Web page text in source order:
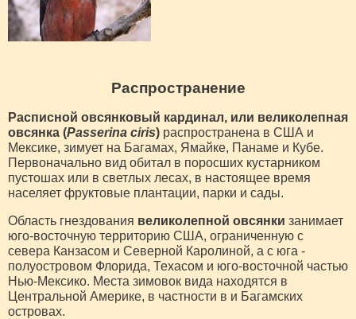
Распространение
Расписной овсянковый кардинал, или великолепная
овсянка (Passerina ciris) распространена в США и
Мексике, зимует на Багамах, Ямайке, Панаме и Кубе.
Первоначально вид обитал в поросших кустарником
пустошах или в светлых лесах, в настоящее время
населяет фруктовые плантации, парки и сады.
Область гнездования великолепной овсянки занимает
юго-восточную территорию США, ограниченную с
севера Канзасом и Северной Каролиной, а с юга -
полуостровом Флорида, Техасом и юго-восточной частью
Нью-Мексико. Места зимовок вида находятся в
Центральной Америке, в частности в и Багамских
островах.